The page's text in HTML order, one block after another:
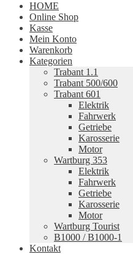
HOME
Online Shop
Kasse
Mein Konto
Warenkorb
Kategorien
Trabant 1.1
Trabant 500/600
Trabant 601
Elektrik
Fahrwerk
Getriebe
Karosserie
Motor
Wartburg 353
Elektrik
Fahrwerk
Getriebe
Karosserie
Motor
Wartburg Tourist
B1000 / B1000-1
Kontakt